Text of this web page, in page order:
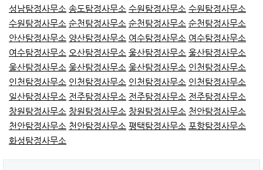
성남탐정사무소 송도탐정사무소 수원탐정사무소 수원탐정사무소
수원탐정사무소 순천탐정사무소 순천탐정사무소 순천탐정사무소
안산탐정사무소 양산탐정사무소 여수탐정사무소 여수탐정사무소
여수탐정사무소 오산탐정사무소 울산탐정사무소 울산탐정사무소
울산탐정사무소 울산탐정사무소 울산탐정사무소 인천탐정사무소
인천탐정사무소 인천탐정사무소 인천탐정사무소 인천탐정사무소
일산탐정사무소 전주탐정사무소 전주탐정사무소 전주탐정사무소
창원탐정사무소 창원탐정사무소 창원탐정사무소 천안탐정사무소
천안탐정사무소 천안탐정사무소 평택탐정사무소 포항탐정사무소
화성탐정사무소